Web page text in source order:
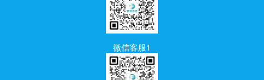
微信客服1